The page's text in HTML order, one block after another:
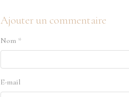
Ajouter un commentaire
Nom
E-mail